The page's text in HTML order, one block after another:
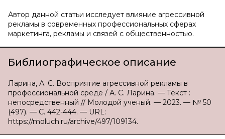
Автор данной статьи исследует влияние агрессивной
рекламы в современных профессиональных сферах
маркетинга, рекламы и связей с общественностью.
Библиографическое описание
Ларина, А. С. Восприятие агрессивной рекламы в
профессиональной среде / А. С. Ларина. — Текст :
непосредственный // Молодой ученый. — 2023. — № 50
(497). — С. 442-444. — URL:
https://moluch.ru/archive/497/109134.